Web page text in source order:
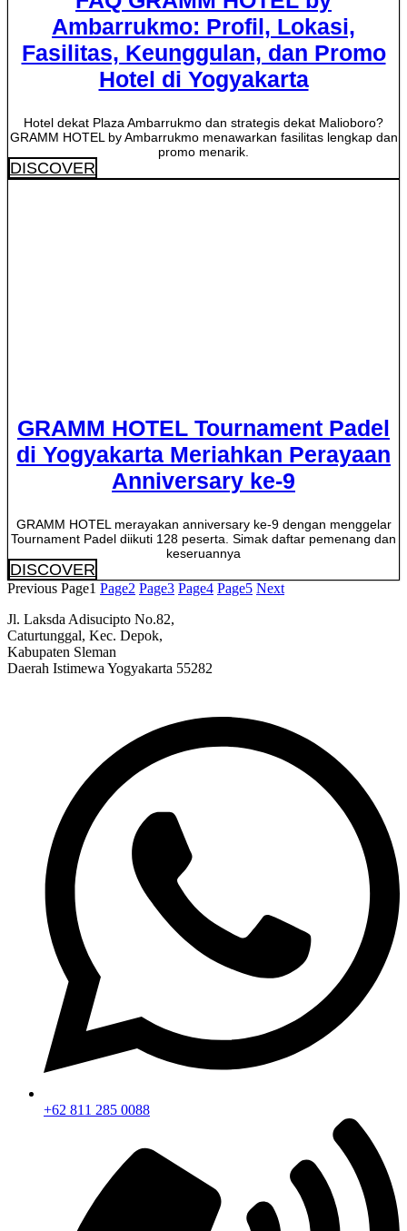
Ambarrukmo: Profil, Lokasi,
Fasilitas, Keunggulan, dan Promo
Hotel di Yogyakarta
Hotel dekat Plaza Ambarrukmo dan strategis dekat Malioboro?
GRAMM HOTEL by Ambarrukmo menawarkan fasilitas lengkap dan
promo menarik.
DISCOVER
GRAMM HOTEL Tournament Padel
di Yogyakarta Meriahkan Perayaan
Anniversary ke-9
GRAMM HOTEL merayakan anniversary ke-9 dengan menggelar
Tournament Padel diikuti 128 peserta. Simak daftar pemenang dan
keseruannya
DISCOVER
Previous Page1 Page2 Page3 Page4 Page5 Next
Jl. Laksda Adisucipto No.82,
Caturtunggal, Kec. Depok,
Kabupaten Sleman
Daerah Istimewa Yogyakarta 55282
+62 811 285 0088